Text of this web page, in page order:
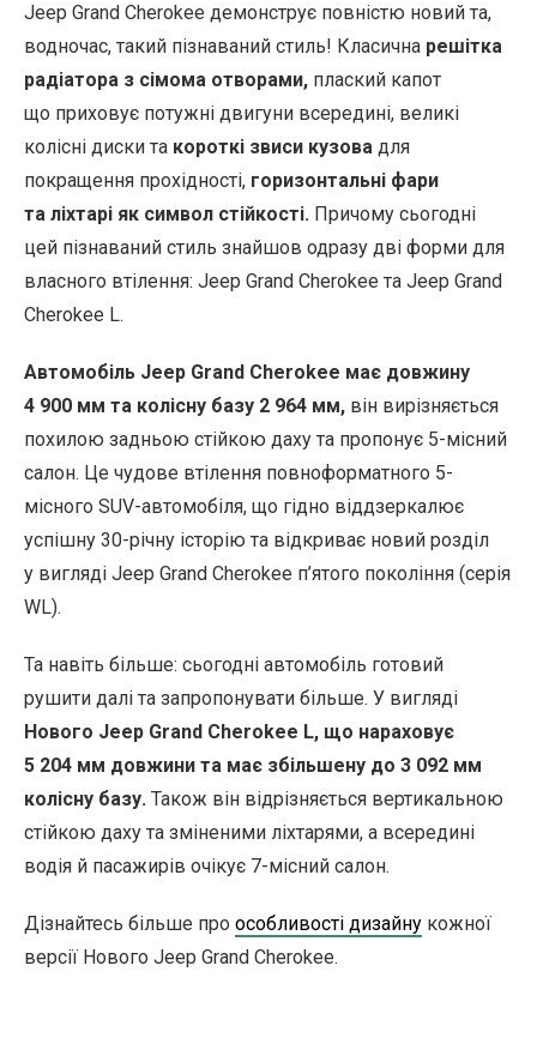
Jeep Grand Cherokee демонструє повністю новий та,
водночас, такий пізнаваний стиль! Класична решітка
радіатора з сімома отворами, плаский капот
що приховує потужні двигуни всередині, великі
колісні диски та короткі звиси кузова для
покращення прохідності, горизонтальні фари
та ліхтарі як символ стійкості. Причому сьогодні
цей пізнаваний стиль знайшов одразу дві форми для
власного втілення: Jeep Grand Cherokee та Jeep Grand
Cherokee L.
Автомобіль Jeep Grand Cherokee має довжину
4 900 мм та колісну базу 2 964 мм, він вирізняється
похилою задньою стійкою даху та пропонує 5-місний
салон. Це чудове втілення повноформатного 5-
місного SUV-автомобіля, що гідно віддзеркалює
успішну 30-річну історію та відкриває новий розділ
у вигляді Jeep Grand Cherokee п’ятого покоління (серія
WL).
Та навіть більше: сьогодні автомобіль готовий
рушити далі та запропонувати більше. У вигляді
Нового Jeep Grand Cherokee L, що нараховує
5 204 мм довжини та має збільшену до 3 092 мм
колісну базу. Також він відрізняється вертикальною
стійкою даху та зміненими ліхтарями, а всередині
водія й пасажирів очікує 7-місний салон.
Дізнайтесь більше про особливості дизайну кожної
версії Нового Jeep Grand Cherokee.